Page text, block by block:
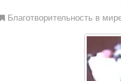
Благотворительность в